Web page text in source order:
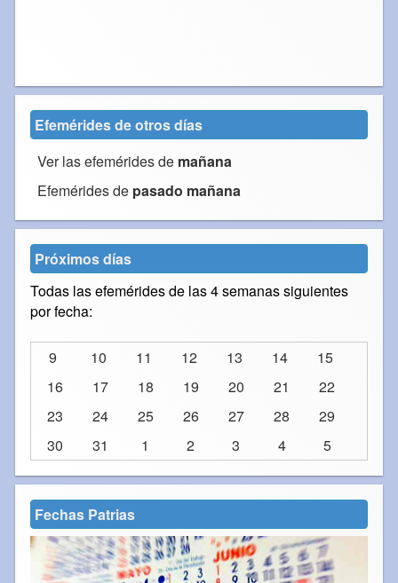
Efemérides de otros días
Ver las efemérides de mañana
Efemérides de pasado mañana
Próximos días
Todas las efemérides de las 4 semanas siguientes
por fecha:
9 10 11 12 13 14
15
16
17 18 19 20 21
22
23
24 25 26 27 28
29
30
31 1 2 3 4 5
Fechas Patrias